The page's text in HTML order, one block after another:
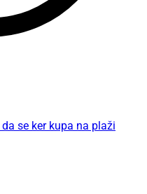
se ker kupa na plaži